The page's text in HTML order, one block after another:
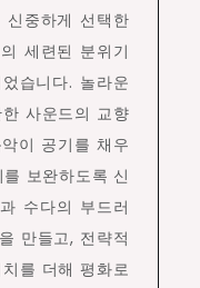
중하게 선택한
세련된 분위기
습니다. 놀라운
사운드의 교향
이 공기를 채우
보완하도록 신
수다의 부드러
만들고, 전략적
를 더해 평화로